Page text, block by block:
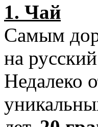
1. Чай
Самым
на
Недалеко